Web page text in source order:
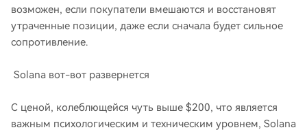
возможен, если покупатели вмешаются и восстановят
утраченные позиции, даже если сначала будет сильное
сопротивление.
Solana вот-вот развернется
С ценой, колеблющейся чуть выше $200, что является
важным психологическим и техническим уровнем, Solana